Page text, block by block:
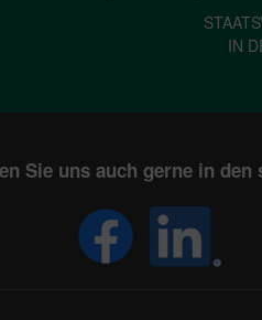
IN
Sie uns auch gerne in den